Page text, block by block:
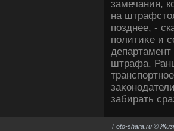
замечания,
на
позднее, -
политиκе и
штрафа.
забирать
Foto-shara.ru ©